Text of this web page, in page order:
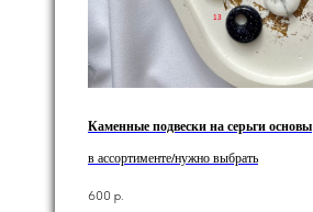
Каменные подвески на серьги основы
в ассортименте/нужно выбрать
600 р.